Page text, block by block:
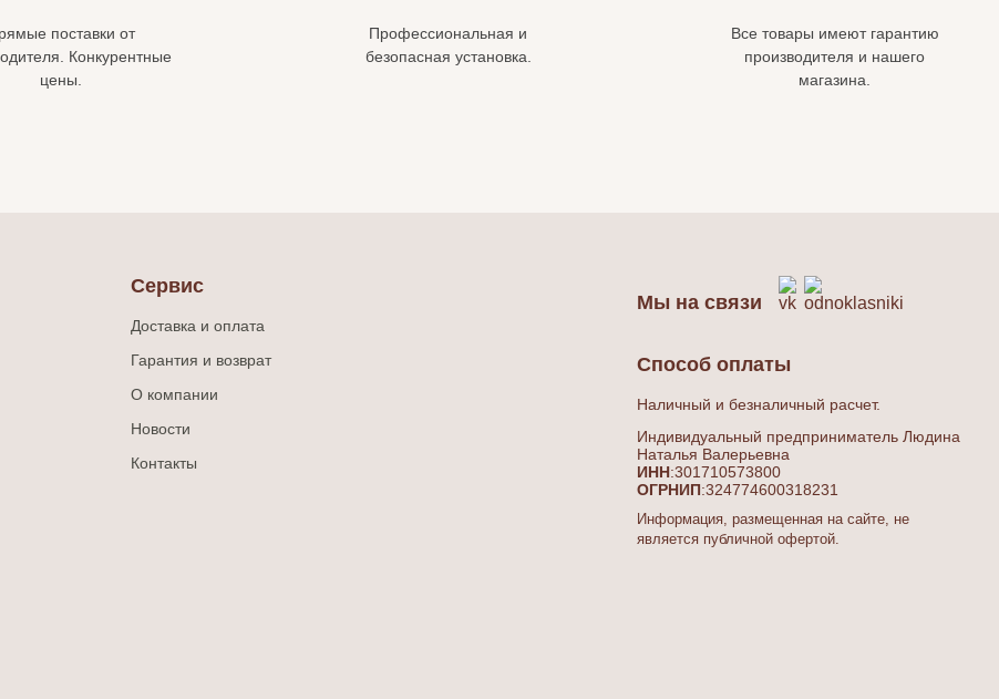
поставки от
Конкурентные
цены.
Профессиональная и
безопасная установка.
Все товары имеют гарантию
производителя и нашего
магазина.
Сервис
Доставка и оплата
Гарантия и возврат
О компании
Новости
Контакты
Мы на связи
Способ оплаты
Наличный и безналичный расчет.
Индивидуальный предприниматель Людина
Наталья Валерьевна
ИНН:301710573800
ОГРНИП:324774600318231
Информация, размещенная на сайте, не
является публичной офертой.